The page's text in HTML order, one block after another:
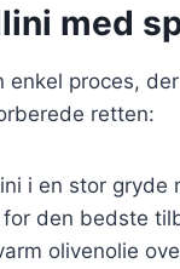
med
proces,
retten:
i en stor gryde
den bedste
olivenolie